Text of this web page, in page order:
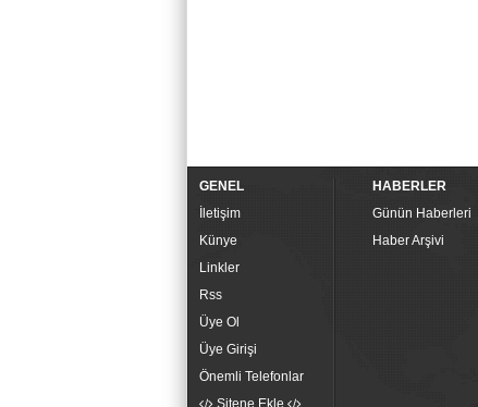
GENEL
İletişim
Künye
Linkler
Rss
Üye Ol
Üye Girişi
Önemli Telefonlar
Sitene Ekle
HABERLER
Günün Haberleri
Haber Arşivi